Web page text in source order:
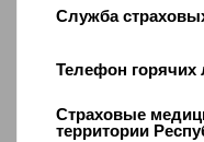
Служба
Телефон
Страховые
территории